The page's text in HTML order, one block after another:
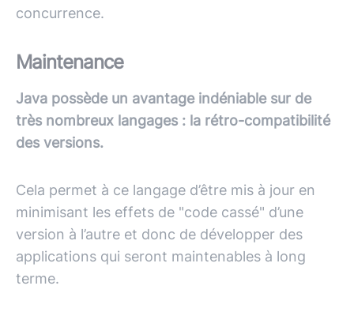
concurrence.
Maintenance
Java possède un avantage indéniable sur de
très nombreux langages : la rétro-compatibilité
des versions.
Cela permet à ce langage d’être mis à jour en
minimisant les effets de "code cassé" d’une
version à l’autre et donc de développer des
applications qui seront maintenables à long
terme.